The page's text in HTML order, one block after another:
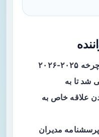
در چرخه ۲۰۲۵-۲۰۲۶
شد تا به
علاقه خاص به
مدیران